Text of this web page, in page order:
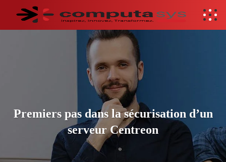
Premiers pas dans la sécurisation d’un
serveur Centreon